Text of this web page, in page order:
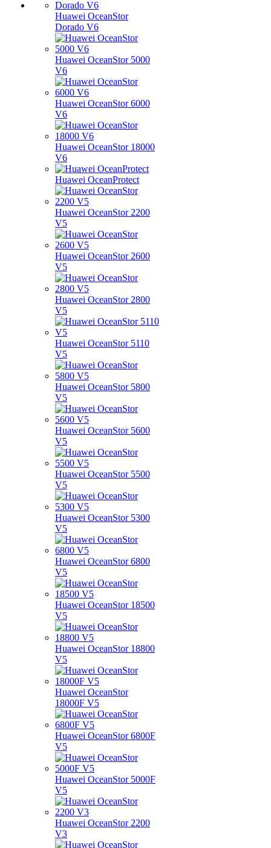
Huawei OceanStor
Dorado V6
Huawei OceanStor 5000
V6
Huawei OceanStor 6000
V6
Huawei OceanStor 18000
V6
Huawei OceanProtect
Huawei OceanStor 2200
V5
Huawei OceanStor 2600
V5
Huawei OceanStor 2800
V5
Huawei OceanStor 5110
V5
Huawei OceanStor 5800
V5
Huawei OceanStor 5600
V5
Huawei OceanStor 5500
V5
Huawei OceanStor 5300
V5
Huawei OceanStor 6800
V5
Huawei OceanStor 18500
V5
Huawei OceanStor 18800
V5
Huawei OceanStor
18000F V5
Huawei OceanStor 6800F
V5
Huawei OceanStor 5000F
V5
Huawei OceanStor 2200
V3